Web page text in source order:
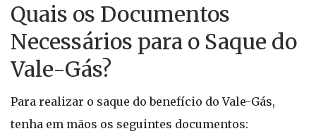
Quais os Documentos
Necessários para o Saque do
Vale-Gás?
Para realizar o saque do benefício do Vale-Gás,
tenha em mãos os seguintes documentos: